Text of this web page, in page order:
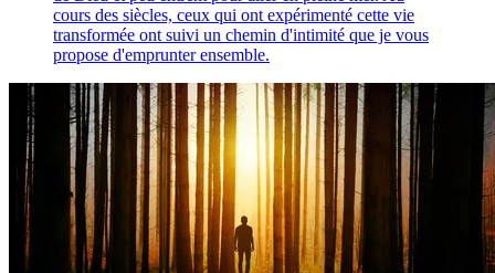
cours des siècles, ceux qui ont expérimenté cette vie
transformée ont suivi un chemin d'intimité que je vous
propose d'emprunter ensemble.